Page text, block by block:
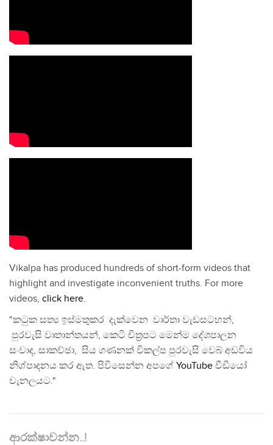
Vikalpa has produced hundreds of short-form videos that
highlight and investigate inconvenient truths. For more
videos, click here.
"කටුක සත්‍ය ඉස්මතුකර දැක්වෙන වාර්තා වැඩසටහන්,
පුරවැසි වෘතාන්තයන්, කෙටි චිත්‍රපට මෙන්ම දේශපාලන
සංවාද, සාකච්ඡා, සිය ගණනක් විකල්ප පුරවැසි වෙබ් අඩවිය
නිශ්පාදනය කර ඇත. පිවිසෙන්න අපගේ YouTube වීඩියෝ
චැනලයට."
ආරක්ෂාවන්න..!